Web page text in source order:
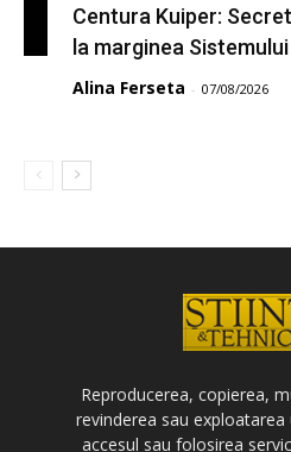
Centura Kuiper:
la marginea
Alina Ferseta - 07/08/2026
Reproducerea, copierea,
revinderea sau
accesul sau folosirea